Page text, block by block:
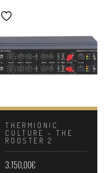
THERMIONIC
CULTURE – THE
ROOSTER 2
3.150,00€